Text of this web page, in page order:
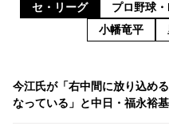
セ・リーグ プロ野球
小幡竜平
今江氏が「右中間に放り込め
なっている」と中日・福永裕